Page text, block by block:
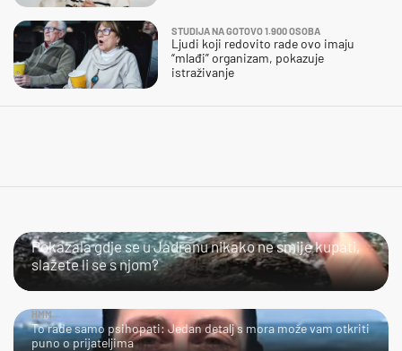
STUDIJA NA GOTOVO 1.900 OSOBA
Ljudi koji redovito rade ovo imaju
“mlađi” organizam, pokazuje
istraživanje
Pokazala gdje se u Jadranu nikako ne smije kupati,
slažete li se s njom?
HMM…
To rade samo psihopati: Jedan detalj s mora može vam otkriti
puno o prijateljima